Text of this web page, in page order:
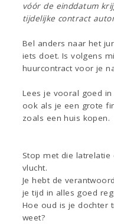
vóór de einddatum
tijdelijke contract
Bel anders naar het
iets doet. Is volgens
huurcontract voor je
Lees je vooral goed
ook als je een grote
zoals een huis kopen.
Stop met die
vlucht.
Je hebt de
je tijd in alles goed
Hoe oud is je dochter
weet?